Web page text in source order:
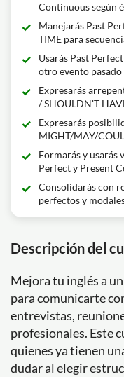
Continuous según
Manejarás Past
TIME para
Usarás Past
otro evento pasado
Expresarás
/ SHOULDN'T
Expresarás
MIGHT/MAY/
Formarás y usarás
Perfect y Present
Consolidarás con
perfectos y
Descripción del
Mejora tu inglés a
para comunicarte
entrevistas,
profesionales. Este
quienes ya tienen
dudar al elegir